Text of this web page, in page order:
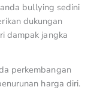
bullying sedini
dukungan
dampak jangka
perkembangan
harga diri.